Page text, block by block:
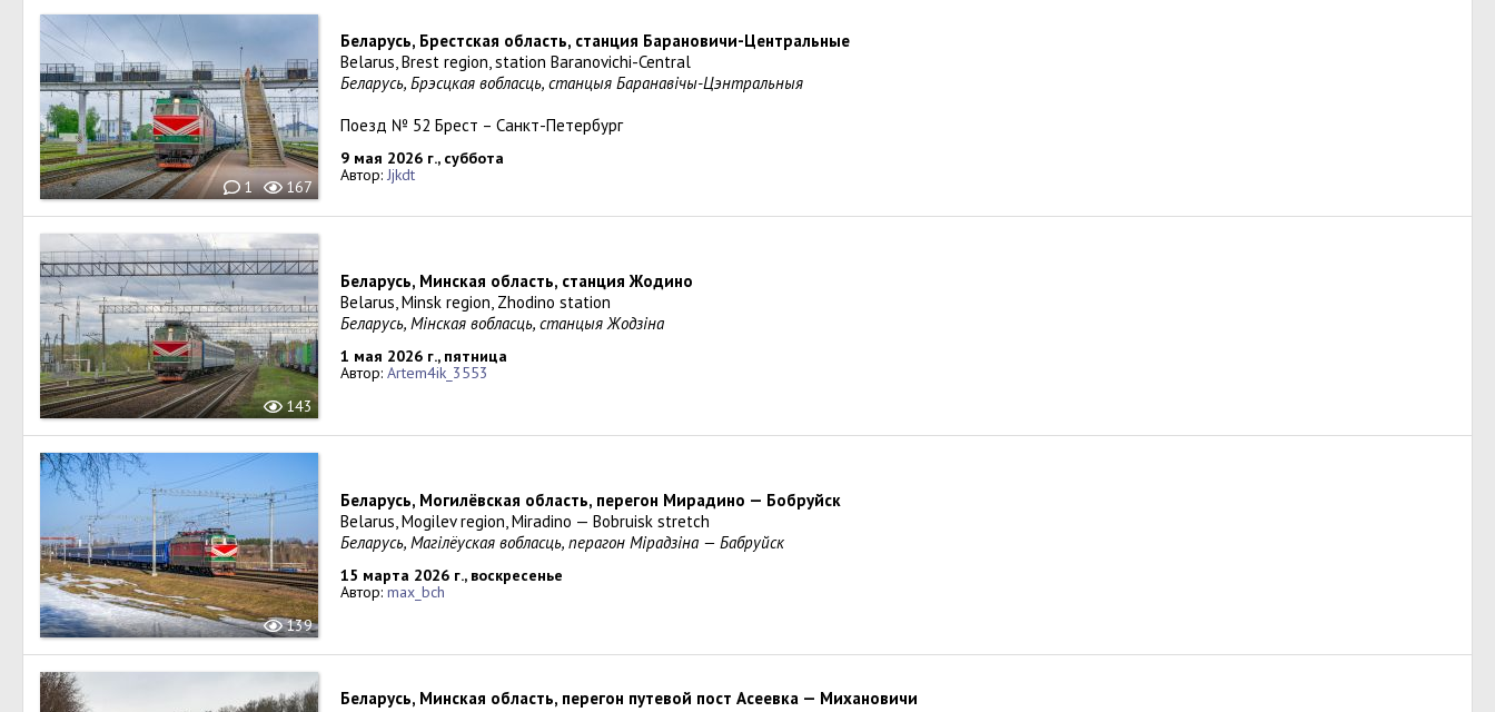
1 167
Беларусь, Брестская область, станция Барановичи-Центральные
Belarus, Brest region, station Baranovichi-Central
Беларусь, Брэсцкая вобласць, станцыя Баранавічы-Цэнтральныя
Поезд № 52 Брест – Санкт-Петербург
9 мая 2026 г., суббота
Автор: Jjkdt
143
Беларусь, Минская область, станция Жодино
Belarus, Minsk region, Zhodino station
Беларусь, Мінская вобласць, станцыя Жодзіна
1 мая 2026 г., пятница
Автор: Artem4ik_3553
139
Беларусь, Могилёвская область, перегон Мирадино — Бобруйск
Belarus, Mogilev region, Miradino — Bobruisk stretch
Беларусь, Магiлёуская вобласць, перагон Мiрадзiна — Бабруйск
15 марта 2026 г., воскресенье
Автор: max_bch
Беларусь, Минская область, перегон путевой пост Асеевка — Михановичи